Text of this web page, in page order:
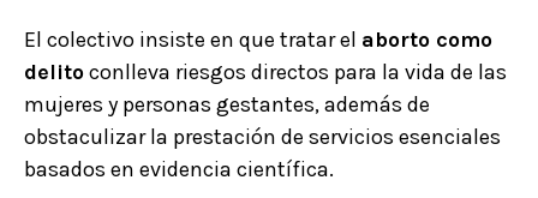
El colectivo insiste en que tratar el aborto como
delitoconlleva riesgos directos para la vida de las
mujeres y personas gestantes, además de
obstaculizar la prestación de servicios esenciales
basados en evidencia científica.